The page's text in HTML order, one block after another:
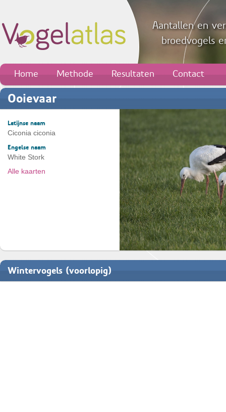
Aantallen en
broedvogels
Home Methode Resultaten Contact
Ooievaar
Latijnse naam
Ciconia ciconia
Engelse naam
White Stork
Alle kaarten
Wintervogels (voorlopig)